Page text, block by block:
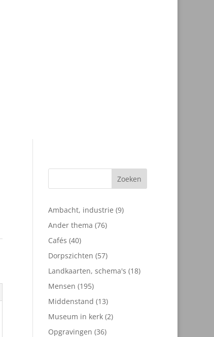
Zoeken
Ambacht, industrie 99
Ander thema 7676
Cafés 4040
producten
Dorpszichten 5757
producten
Landkaarten, schema's 1818
Mensen 195195
producten
Middenstand 1313
producten
Museum in kerk 22
Opgravingen 3636